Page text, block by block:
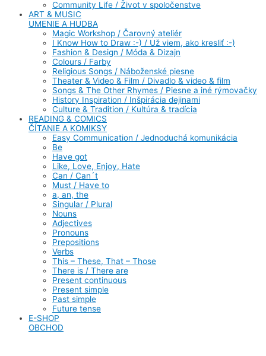
Community Life / Život v spoločenstve
ART & MUSIC
UMENIE A HUDBA
Magic Workshop / Čarovný ateliér
I Know How to Draw :-) / Už viem, ako kresliť :-)
Fashion & Design / Móda & Dizajn
Colours / Farby
Religious Songs / Náboženské piesne
Theater & Video & Film / Divadlo & video & film
Songs & The Other Rhymes / Piesne a iné rýmovačky
History Inspiration / Inšpirácia dejinami
Culture & Tradition / Kultúra & tradícia
READING & COMICS
ČÍTANIE A KOMIKSY
Easy Communication / Jednoduchá komunikácia
Be
Have got
Like, Love, Enjoy, Hate
Can / Can´t
Must / Have to
a, an, the
Singular / Plural
Nouns
Adjectives
Pronouns
Prepositions
Verbs
This – These, That – Those
There is / There are
Present continuous
Present simple
Past simple
Future tense
E-SHOP
OBCHOD